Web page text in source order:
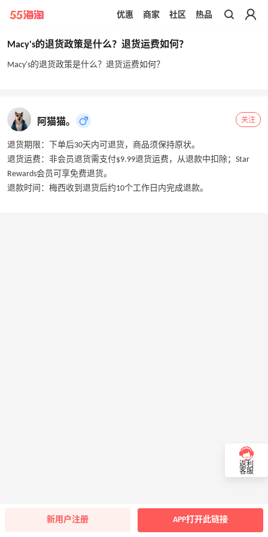
带你去官网买正品
优惠 商家 社区 热品
Macy's的退货政策是什么？退货运费如何？
Macy's的退货政策是什么？退货运费如何？
关注
阿猫猫。
退货期限：下单后30天内可退货，商品须保持原状。
退货运费：非会员退货需支付$9.99退货运费，从退款中扣除；Star
Rewards会员可享免费退货。
退款时间：梅西收到退货后约10个工作日内完成退款。
返利
客服
新用户注册 APP打开此链接